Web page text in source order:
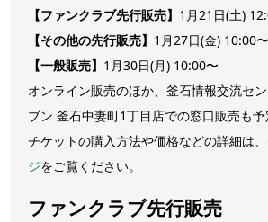
【ファンクラブ先行販売】 1月21日(土)
【その他の先行販売】 1月27日(金) 10:00〜
【一般販売】 1月30日(月) 10:00〜
オンライン販売のほか、釜石情報交流セ
ブン 釜石中妻町1丁目店での窓口販売も予
チケットの購入方法や価格などの詳細は、
ジをご覧ください。
ファンクラブ先行販売